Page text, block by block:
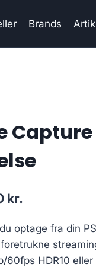
Brands
Capture
kr..
kr.
is:
1,516.00 kr..
optage fra din
60fps HDR10